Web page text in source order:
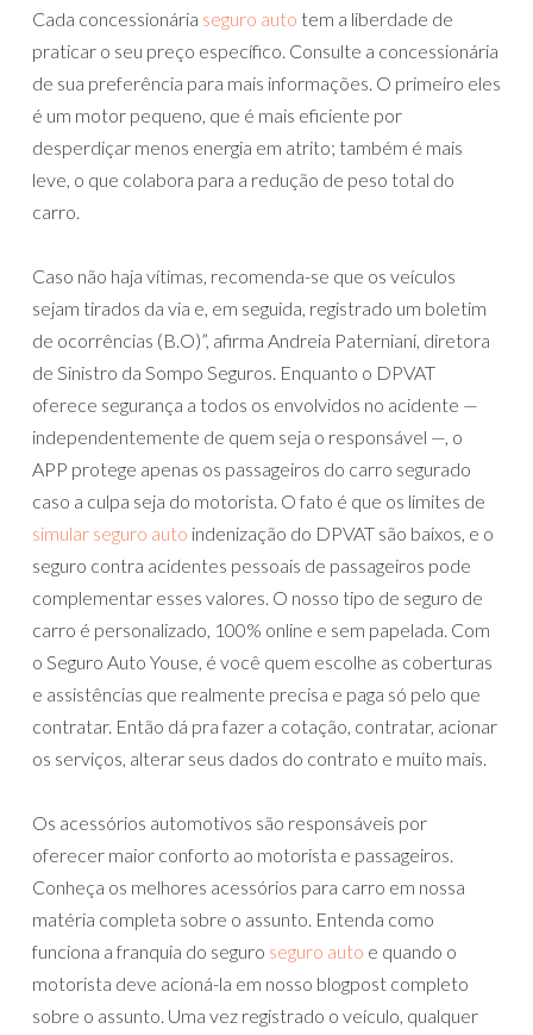
Cada concessionária seguro auto tem a liberdade de
praticar o seu preço específico. Consulte a concessionária
de sua preferência para mais informações. O primeiro eles
é um motor pequeno, que é mais eficiente por
desperdiçar menos energia em atrito; também é mais
leve, o que colabora para a redução de peso total do
carro.
Caso não haja vítimas, recomenda-se que os veículos
sejam tirados da via e, em seguida, registrado um boletim
de ocorrências (B.O)”, afirma Andreia Paterniani, diretora
de Sinistro da Sompo Seguros. Enquanto o DPVAT
oferece segurança a todos os envolvidos no acidente —
independentemente de quem seja o responsável —, o
APP protege apenas os passageiros do carro segurado
caso a culpa seja do motorista. O fato é que os limites de
simular seguro auto indenização do DPVAT são baixos, e o
seguro contra acidentes pessoais de passageiros pode
complementar esses valores. O nosso tipo de seguro de
carro é personalizado, 100% online e sem papelada. Com
o Seguro Auto Youse, é você quem escolhe as coberturas
e assistências que realmente precisa e paga só pelo que
contratar. Então dá pra fazer a cotação, contratar, acionar
os serviços, alterar seus dados do contrato e muito mais.
Os acessórios automotivos são responsáveis por
oferecer maior conforto ao motorista e passageiros.
Conheça os melhores acessórios para carro em nossa
matéria completa sobre o assunto. Entenda como
funciona a franquia do seguro seguro auto e quando o
motorista deve acioná-la em nosso blogpost completo
sobre o assunto. Uma vez registrado o veículo, qualquer